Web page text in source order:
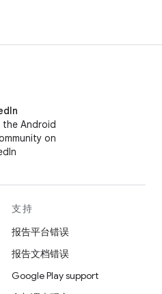
Android
on
支持
报告平台错误
报告文档错误
Google Play support